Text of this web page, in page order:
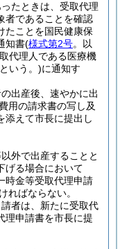
たときは、受取代理
者であることを確認
たことを国民健康保
知書(様式第2号。以
代理人である医療機
いう。)に通知す
出産後、速やかに出
用の請求書の写し及
添えて市長に提出し
外で出産することと
げる場合において
時金等受取代理申請
ればならない。
者は、新たに受取代
理申請書を市長に提